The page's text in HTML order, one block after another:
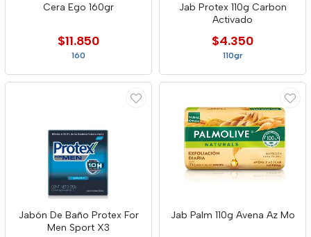
Cera Ego 160gr
$11.850
160
Jab Protex 110g Carbon
Activado
$4.350
110gr
Jabón De Baño Protex For
Men Sport X3
Jab Palm 110g Avena Az Mo